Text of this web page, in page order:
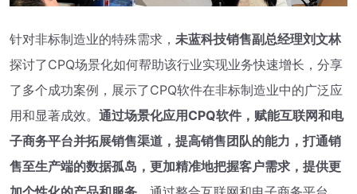
针对非标制造业的特殊需求， 未蓝科技销售副总经理刘文林
探讨了CPQ场景化如何帮助该行业实现业务快速增长，分享
了多个成功案例，展示了CPQ软件在非标制造业中的广泛应
用和显著成效。 通过场景化应用CPQ软件，赋能互联网和电
子商务平台并拓展销售渠道，提高销售团队的能力，打通销
售至生产端的数据孤岛，更加精准地把握客户需求，提供更